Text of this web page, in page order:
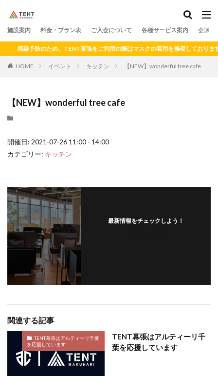
施設案内 料金・プラン表 ご入会について 各種サービス案内 会議室
感染予防のため、TENT幕張をご利用の際はマスクの着用を推奨しております。
HOME イベント キッチン 【NEW】wonderful tree cafe
【NEW】wonderful tree cafe
開催日: 2021-07-26 11:00 - 14:00
カテゴリー: キッチン
最新情報をチェックしよう！
関連する記事
TENT幕張はアルティーリ千葉
を応援しています
TENT幕張はアルティーリ千
葉を応援しています
カテゴリー